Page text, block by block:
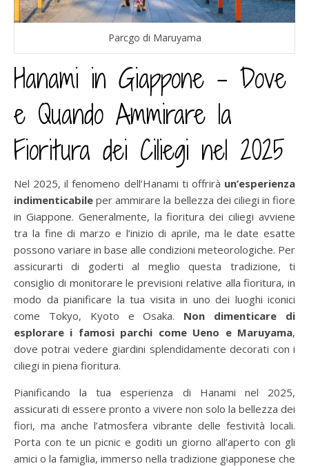
Parcgo di Maruyama
Hanami in Giappone – Dove
e Quando Ammirare la
Fioritura dei Ciliegi nel 2025
Nel 2025, il fenomeno dell’Hanami ti offrirà un’esperienza
indimenticabile per ammirare la bellezza dei ciliegi in fiore
in Giappone. Generalmente, la fioritura dei ciliegi avviene
tra la fine di marzo e l’inizio di aprile, ma le date esatte
possono variare in base alle condizioni meteorologiche. Per
assicurarti di goderti al meglio questa tradizione, ti
consiglio di monitorare le previsioni relative alla fioritura, in
modo da pianificare la tua visita in uno dei luoghi iconici
come Tokyo, Kyoto e Osaka. Non dimenticare di
esplorare i famosi parchi come Ueno e Maruyama,
dove potrai vedere giardini splendidamente decorati con i
ciliegi in piena fioritura.
Pianificando la tua esperienza di Hanami nel 2025,
assicurati di essere pronto a vivere non solo la bellezza dei
fiori, ma anche l’atmosfera vibrante delle festività locali.
Porta con te un picnic e goditi un giorno all’aperto con gli
amici o la famiglia, immerso nella tradizione giapponese che